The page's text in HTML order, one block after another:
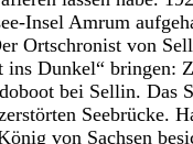
Insel Amrum
Ortschronist von
ins Dunkel“ bringen:
bei Sellin. Das
Seebrücke.
von Sachsen